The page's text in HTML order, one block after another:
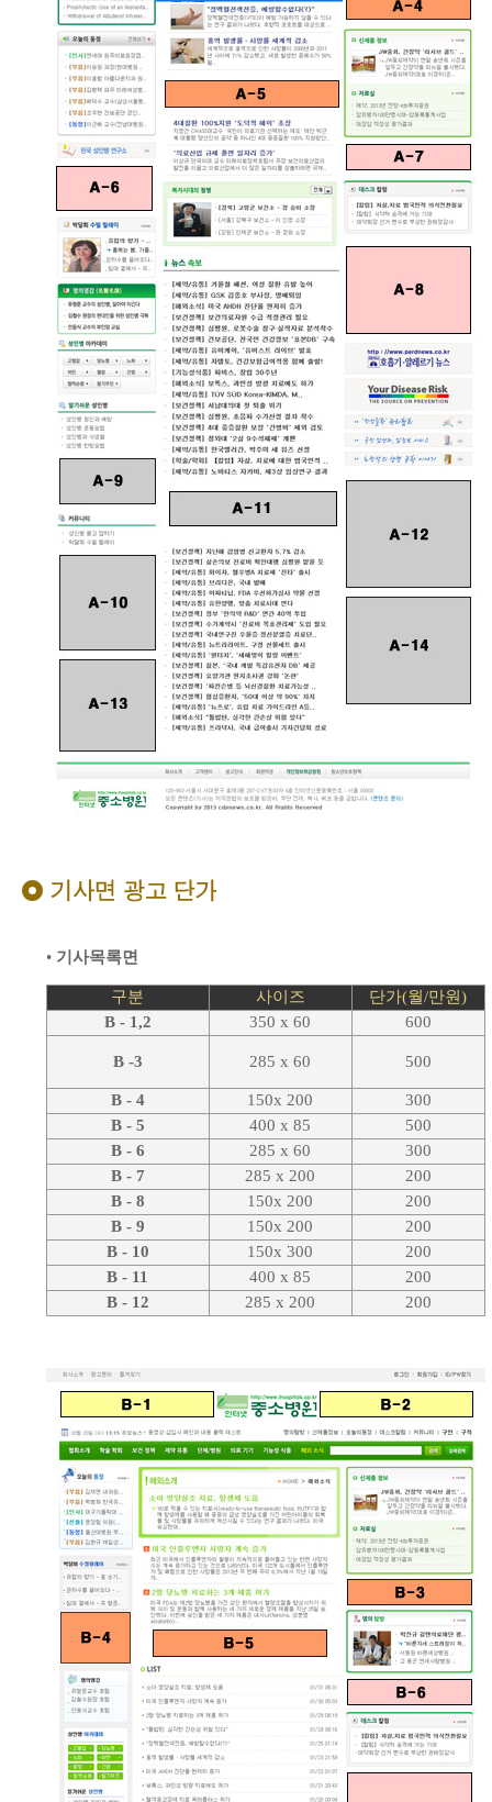
• 기사목록면
구분 사이즈
단가(월/만원)
B - 1,2
350 x 60 600
B-3 285 x 60 500
B - 4 150x 200
300
B - 5
400 x 85
500
B - 6
285 x 60
300
B - 7
285 x 200
200
B - 8
150x 200
200
B - 9
150x 200
200
B - 10
150x 300
200
B - 11
400 x 85
200
B - 12
285 x 200 200